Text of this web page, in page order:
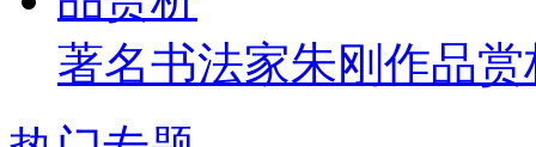
著名书法家朱刚作品赏